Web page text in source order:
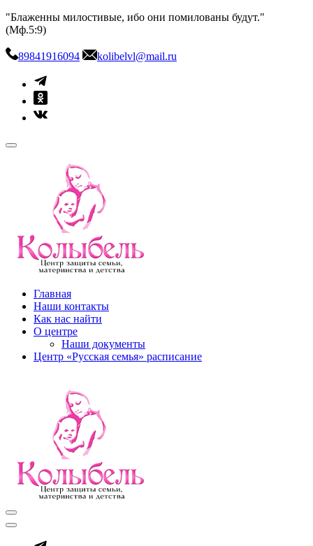
Skip
to
"Блаженны милостивые, ибо они помилованы будут."
(Мф.5:9)
89841916094 kolibelvl@mail.ru
kolibel-vl.ru
Центр защиты семьи, материнства и детства
Главная
Наши контакты
Как нас найти
О центре
Наши документы
Центр «Русская семья» расписание